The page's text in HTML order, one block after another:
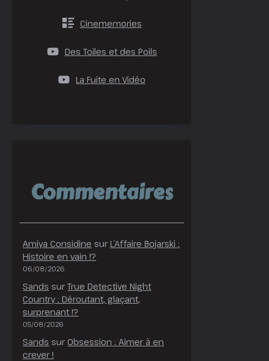
Cinememories
Des Toiles et des Poils
La Fuite en Vidéo
Commentaires
Amiya Considine surL’Affaire Bojarski :
Histoire en vain !?
06/08/2026
Sands surTrue Detective Night
Country : Déroutant, glaçant,
surprenant !?
05/08/2026
Sands surObsession : Aimer à en
crever !